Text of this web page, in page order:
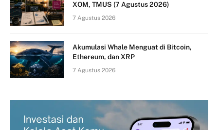
XOM, TMUS (7 Agustus 2026)
7 Agustus 2026
Akumulasi Whale Menguat di Bitcoin,
Ethereum, dan XRP
7 Agustus 2026